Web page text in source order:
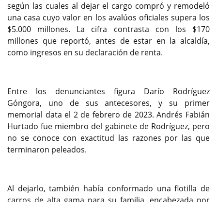
según las cuales al dejar el cargo compró y remodeló
una casa cuyo valor en los avalúos oficiales supera los
$5.000 millones. La cifra contrasta con los $170
millones que reportó, antes de estar en la alcaldía,
como ingresos en su declaración de renta.
Entre los denunciantes figura Darío Rodríguez
Góngora, uno de sus antecesores, y su primer
memorial data el 2 de febrero de 2023. Andrés Fabián
Hurtado fue miembro del gabinete de Rodríguez, pero
no se conoce con exactitud las razones por las que
terminaron peleados.
Al dejarlo, también había conformado una flotilla de